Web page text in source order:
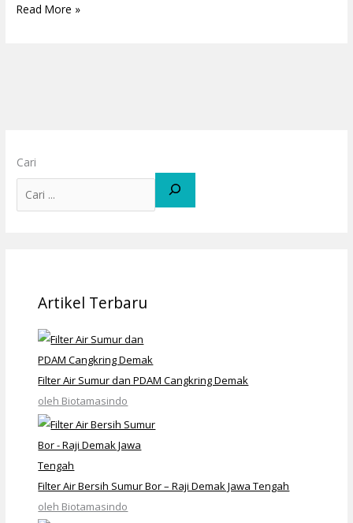
Read More »
Cari
Artikel Terbaru
Filter Air Sumur dan PDAM Cangkring Demak
oleh Biotamasindo
Filter Air Bersih Sumur Bor – Raji Demak Jawa Tengah
oleh Biotamasindo